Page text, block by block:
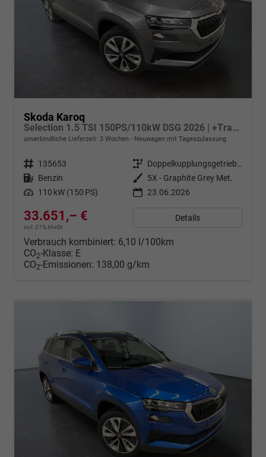
Skoda Karoq
Selection 1.5 TSI 150PS/110kW DSG 2026 | +TravelAssist +RFK & Parksensoren +Var. Gepäckraumboden
unverbindliche Lieferzeit: 3 Wochen Neuwagen mit Tageszulassung
Fahrzeugnr. 135653 Getriebe
Doppelkupplungsgetriebe (DSG)
Kraftstoff Benzin Außenfarbe 5X - Graphite Grey Met.
Leistung 110 kW (150 PS) 23.06.2026
33.651,– €
incl. 21% MwSt.
Details
Verbrauch kombiniert: 6,10 l/100km
CO2-Klasse: E
CO2-Emissionen: 138,00 g/km